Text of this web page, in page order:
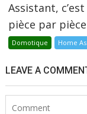
Assistant,
pièce par
Domotique Home
LEAVE A